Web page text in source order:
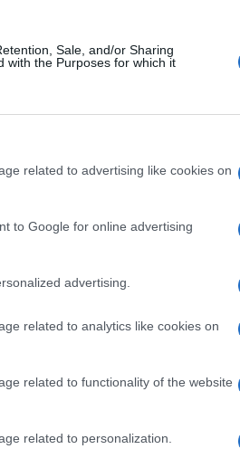
Sale, and/or Sharing
with the Purposes for which it
related to advertising like cookies on
to Google for online advertising
advertising.
related to analytics like cookies on
related to functionality of the website
related to personalization.
ravni izdaji, dok bi mnogi
rekao je Nikolić, prenosi
#Tomislav Nikolić